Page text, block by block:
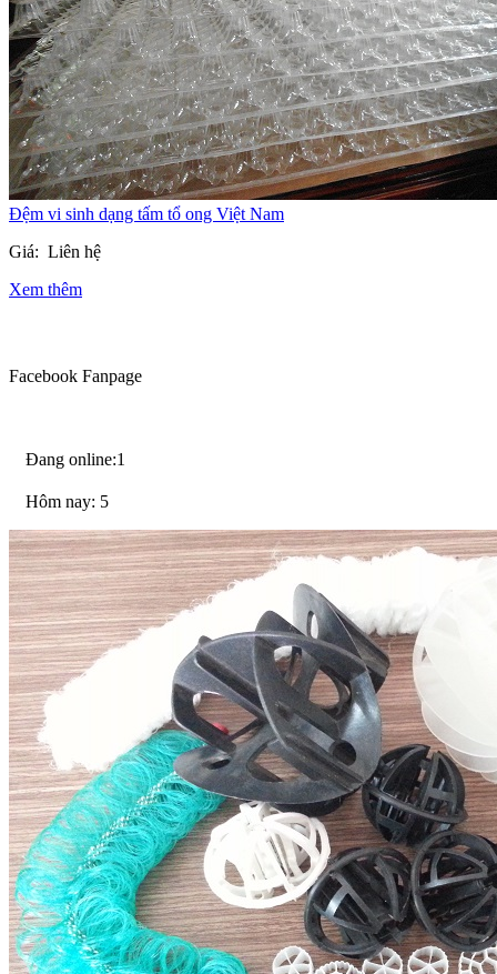
Đệm vi sinh dạng tấm tổ ong Việt Nam
Giá: Liên hệ
Xem thêm
Facebook Fanpage
Đang online:1
Hôm nay: 5